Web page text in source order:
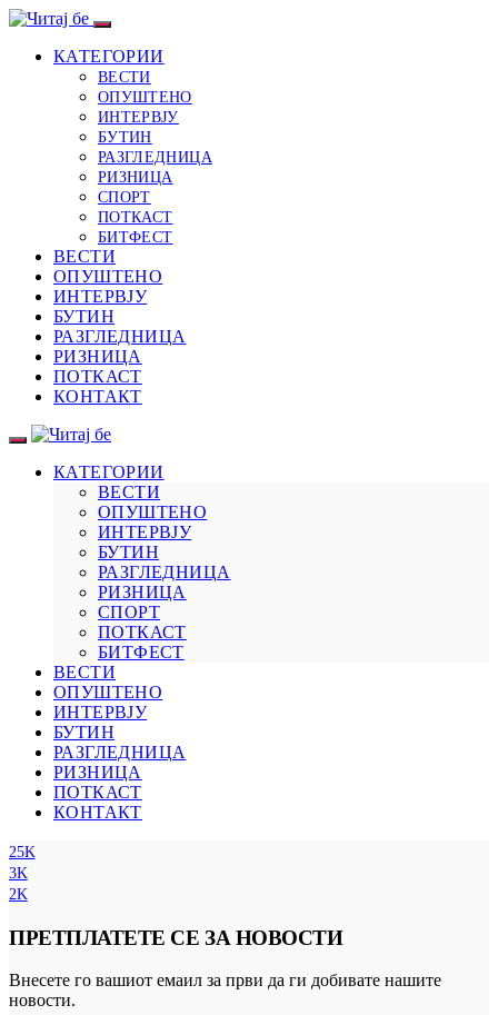
КАТЕГОРИИ
ВЕСТИ
ОПУШТЕНО
ИНТЕРВЈУ
БУТИН
РАЗГЛЕДНИЦА
РИЗНИЦА
СПОРТ
ПОТКАСТ
БИТФЕСТ
ВЕСТИ
ОПУШТЕНО
ИНТЕРВЈУ
БУТИН
РАЗГЛЕДНИЦА
РИЗНИЦА
ПОТКАСТ
КОНТАКТ
КАТЕГОРИИ
ВЕСТИ
ОПУШТЕНО
ИНТЕРВЈУ
БУТИН
РАЗГЛЕДНИЦА
РИЗНИЦА
СПОРТ
ПОТКАСТ
БИТФЕСТ
ВЕСТИ
ОПУШТЕНО
ИНТЕРВЈУ
БУТИН
РАЗГЛЕДНИЦА
РИЗНИЦА
ПОТКАСТ
КОНТАКТ
25K
3K
2K
ПРЕТПЛАТЕТЕ СЕ ЗА НОВОСТИ
Внесете го вашиот емаил за први да ги добивате нашите
новости.